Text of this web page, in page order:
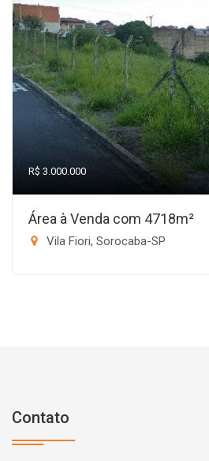
R$ 3.000.000
Área à Venda com 4718m²
Vila Fiori, Sorocaba-SP
Contato